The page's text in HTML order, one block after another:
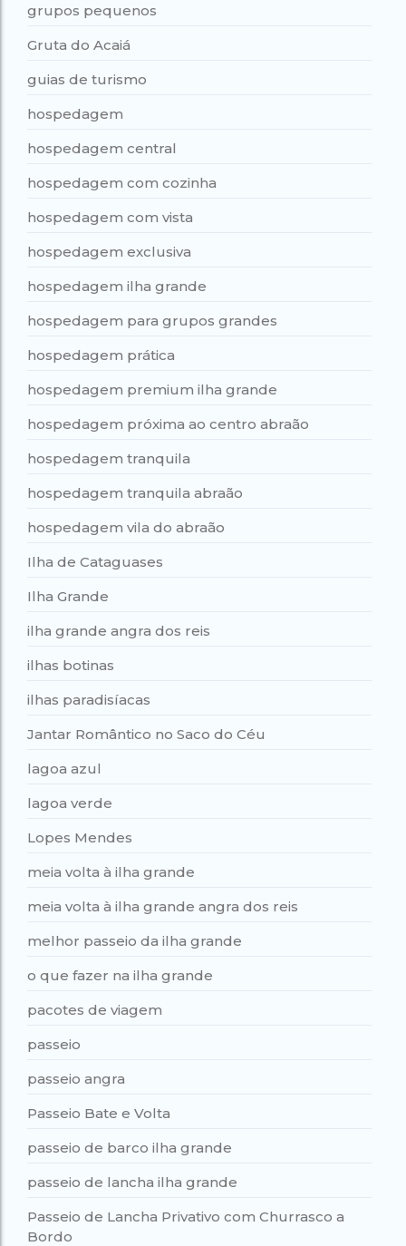
grupos pequenos
Gruta do Acaiá
guias de turismo
hospedagem
hospedagem central
hospedagem com cozinha
hospedagem com vista
hospedagem exclusiva
hospedagem ilha grande
hospedagem para grupos grandes
hospedagem prática
hospedagem premium ilha grande
hospedagem próxima ao centro abraão
hospedagem tranquila
hospedagem tranquila abraão
hospedagem vila do abraão
Ilha de Cataguases
Ilha Grande
ilha grande angra dos reis
ilhas botinas
ilhas paradisíacas
Jantar Romântico no Saco do Céu
lagoa azul
lagoa verde
Lopes Mendes
meia volta à ilha grande
meia volta à ilha grande angra dos reis
melhor passeio da ilha grande
o que fazer na ilha grande
pacotes de viagem
passeio
passeio angra
Passeio Bate e Volta
passeio de barco ilha grande
passeio de lancha ilha grande
Passeio de Lancha Privativo com Churrasco a
Bordo